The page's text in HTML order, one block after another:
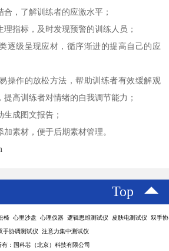
，了解训练者的应激水平；
指标，及时发现预警的训练人员；
逐级呈现应材，循序渐进的提高自己的应
操作的放松方法，帮助训练者有效缓解观
高训练者对情绪的自我调节能力；
成图文报告；
素材，便于后期素材管理。
Top
椅 心里沙盘 心理仪器 逻辑思维测试仪 皮肤电测试仪 双手协
手协调测试仪 注意力集中测试仪
有：国科芯（北京）科技有限公司